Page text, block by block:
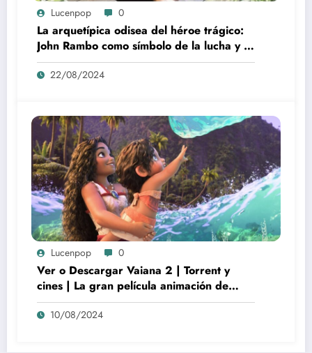
Lucenpop 0
La arquetípica odisea del héroe trágico:
John Rambo como símbolo de la lucha y la
alienación en la modernidad
22/08/2024
Lucenpop 0
Ver o Descargar Vaiana 2 | Torrent y
cines | La gran película animación de
culto Disney | *****
10/08/2024